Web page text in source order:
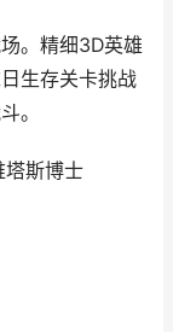
。精细3D英雄
生存关卡挑战
。
塔斯博士